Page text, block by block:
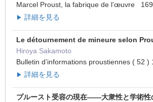
Marcel Proust, la fabrique de l’œuvre
▶ 詳細を見る
Le détournement de mineure selon
Hiroya Sakamoto
Bulletin d’informations proustiennes ( 52
▶ 詳細を見る
プルースト受容の現在——大衆性と学術性